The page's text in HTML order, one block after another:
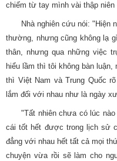
chiếm từ tay mình vài thập niên
Nhà nghiên cứu nói: "Hiện
thường, nhưng cũng không lạ
thân, nhưng qua những việc
hiểu lầm thì tôi không bàn
thì Việt Nam và Trung Quốc
lắm đối với nhau như là ngày
"Tất nhiên chưa có lúc
cái tốt hết được trong lịch sử
đẳng với nhau hết tất cả mọi
chuyện vừa rồi sẽ làm cho